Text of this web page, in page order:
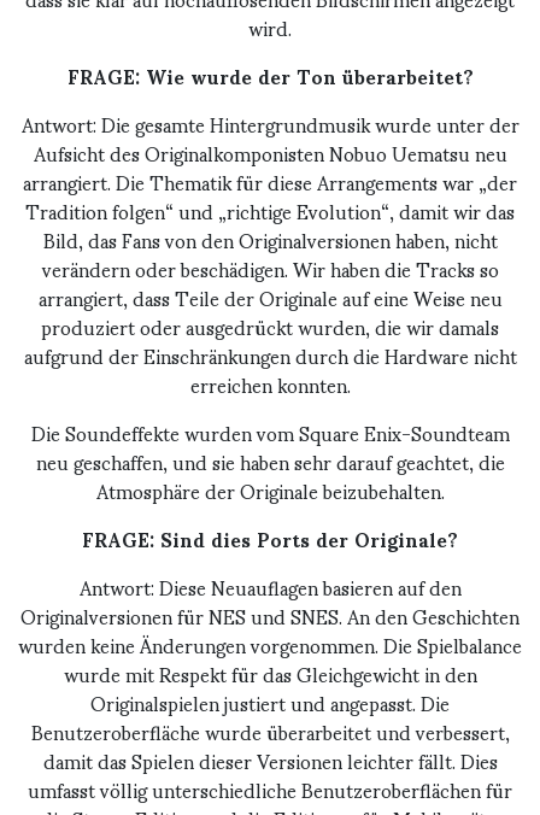
wird.
FRAGE: Wie wurde der Ton überarbeitet?
Antwort: Die gesamte Hintergrundmusik wurde unter der
Aufsicht des Originalkomponisten Nobuo Uematsu neu
arrangiert. Die Thematik für diese Arrangements war „der
Tradition folgen“ und „richtige Evolution“, damit wir das
Bild, das Fans von den Originalversionen haben, nicht
verändern oder beschädigen. Wir haben die Tracks so
arrangiert, dass Teile der Originale auf eine Weise neu
produziert oder ausgedrückt wurden, die wir damals
aufgrund der Einschränkungen durch die Hardware nicht
erreichen konnten.
Die Soundeffekte wurden vom Square Enix-Soundteam
neu geschaffen, und sie haben sehr darauf geachtet, die
Atmosphäre der Originale beizubehalten.
FRAGE: Sind dies Ports der Originale?
Antwort: Diese Neuauflagen basieren auf den
Originalversionen für NES und SNES. An den Geschichten
wurden keine Änderungen vorgenommen. Die Spielbalance
wurde mit Respekt für das Gleichgewicht in den
Originalspielen justiert und angepasst. Die
Benutzeroberfläche wurde überarbeitet und verbessert,
damit das Spielen dieser Versionen leichter fällt. Dies
umfasst völlig unterschiedliche Benutzeroberflächen für